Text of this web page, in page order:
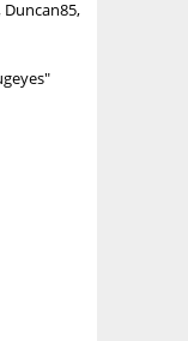
Duncan85,